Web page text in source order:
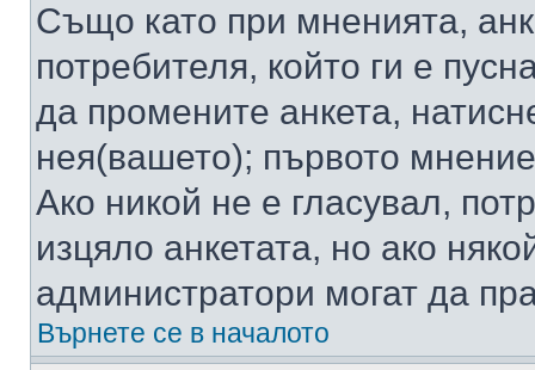
Също като при мненията,
потребителя, който ги е
да промените анкета,
нея(вашето); първото
Ако никой не е гласувал,
изцяло анкетата, но ако
администратори могат да
Върнете се в началото